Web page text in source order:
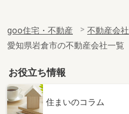
goo住宅・不動産 不動産会社
愛知県岩倉市の不動産会社一覧
お役立ち情報
住まいのコラム